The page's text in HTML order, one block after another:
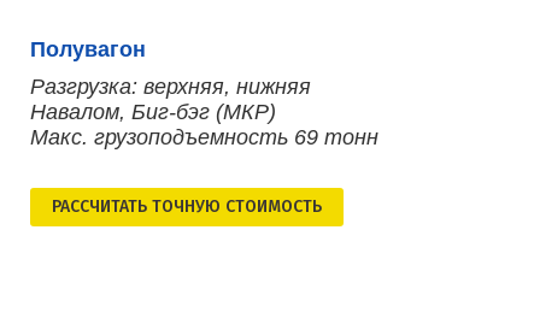
Полувагон
Разгрузка: верхняя, нижняя
Навалом, Биг-бэг (МКР)
Макс. грузоподъемность 69 тонн
РАСCЧИТАТЬ ТОЧНУЮ СТОИМОСТЬ